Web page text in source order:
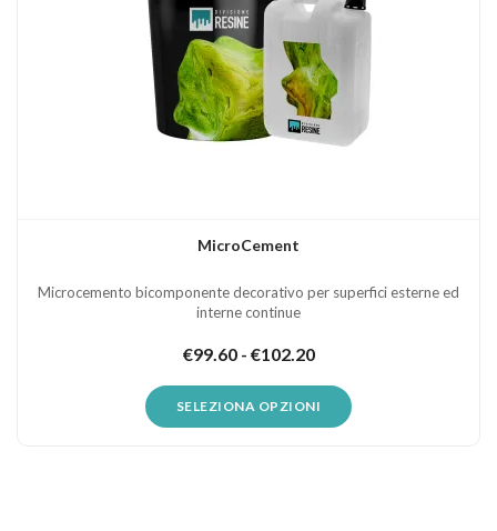
Autorizzo al trattamento dei miei dati come
MicroCement
Microcemento bicomponente decorativo per superfici esterne ed
interne continue
€99.60 - €102.20
SELEZIONA OPZIONI